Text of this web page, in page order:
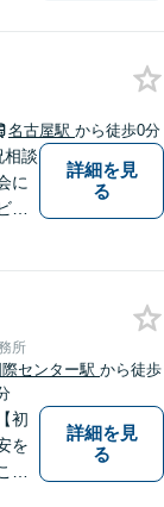
ビ
名古屋駅 から徒歩0分
相談
に
ス
問
レ
詳細を見
る
所
際センター駅から徒歩
初
を
と
詳細を見
る